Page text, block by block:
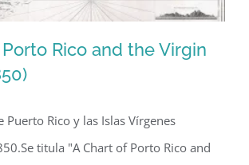
of Porto Rico and the Virgin
Islands (1850)
Rico and the Virgin
Puerto Rico y las Islas Vírgenes
titula "A Chart of Porto Rico and